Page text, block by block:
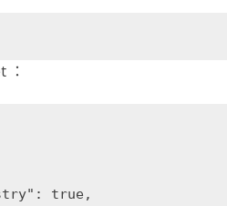
：
true,